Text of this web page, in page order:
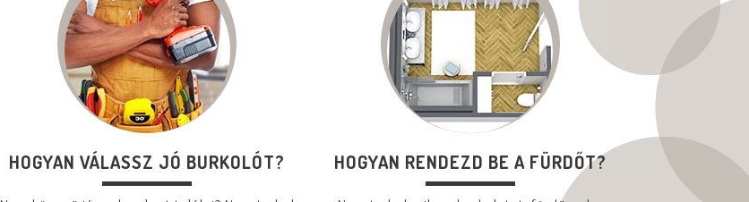
HOGYAN VÁLASSZ JÓ BURKOLÓT? HOGYAN RENDEZD BE A FÜRDŐT?